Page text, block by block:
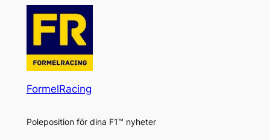
FormelRacing
Poleposition för dina F1™ nyheter